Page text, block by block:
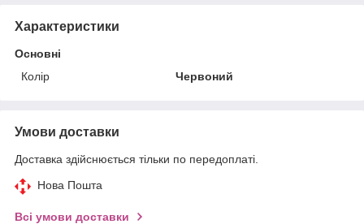
Характеристики
Основні
Колір
Червоний
Умови доставки
Доставка здійснюється тільки по передоплаті.
Нова Пошта
Всі умови доставки